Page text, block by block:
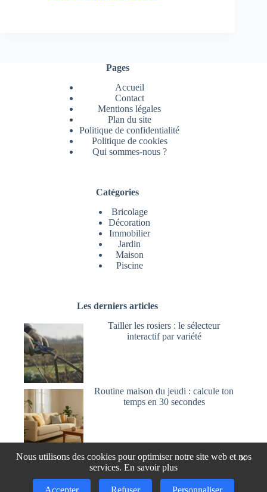
Pages
Accueil
Contact
Mentions légales
Plan du site
Politique de confidentialité
Politique de cookies
Qui sommes-nous ?
Catégories
Bricolage
Décoration
Immobilier
Jardin
Maison
Piscine
Les derniers articles
Tailler les rosiers : le sélecteur
interactif par variété
Routine maison du jeudi : calcule ton
temps en 30 secondes
Utiliser l’acide oxalique pour blanchir
et nettoyer le bois
×
Nous utilisons des cookies pour optimiser notre site web et nos
services. En savoir plus
Accepter Refuser Personnaliser